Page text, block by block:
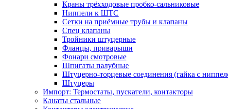
Краны трёхходовые пробко-сальниковые
Ниппели к ШТС
Сетки на приёмные трубы и клапаны
Спец клапаны
Тройники штуцерные
Фланцы, приварыши
Фонари смотровые
Шпигаты палубные
Штуцерно-торцевые соединения (гайка с
Штуцеры
Импорт: Термостаты, пускатели, контакторы
Канаты стальные